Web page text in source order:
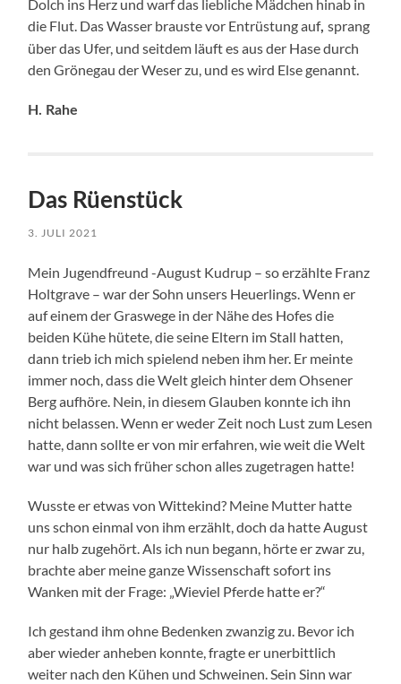
Dolch ins Herz und warf das liebliche Mädchen hinab in
die Flut. Das Wasser brauste vor Entrüstung auf,sprang
über das Ufer, und seitdem läuft es aus der Hase durch
den Grönegau der Weser zu, und es wird Else genannt.
H. Rahe
Das Rüenstück
3. JULI 2021
Mein Jugendfreund -August Kudrup – so erzählte Franz
Holtgrave – war der Sohn unsers Heuerlings. Wenn er
auf einem der Graswege in der Nähe des Hofes die
beiden Kühe hütete, die seine Eltern im Stall hatten,
dann trieb ich mich spielend neben ihm her. Er meinte
immer noch, dass die Welt gleich hinter dem Ohsener
Berg aufhöre. Nein, in diesem Glauben konnte ich ihn
nicht belassen. Wenn er weder Zeit noch Lust zum Lesen
hatte, dann sollte er von mir erfahren, wie weit die Welt
war und was sich früher schon alles zugetragen hatte!
Wusste er etwas von Wittekind? Meine Mutter hatte
uns schon einmal von ihm erzählt, doch da hatte August
nur halb zugehört. Als ich nun begann, hörte er zwar zu,
brachte aber meine ganze Wissenschaft sofort ins
Wanken mit der Frage: „Wieviel Pferde hatte er?“
Ich gestand ihm ohne Bedenken zwanzig zu. Bevor ich
aber wieder anheben konnte, fragte er unerbittlich
weiter nach den Kühen und Schweinen. Sein Sinn war